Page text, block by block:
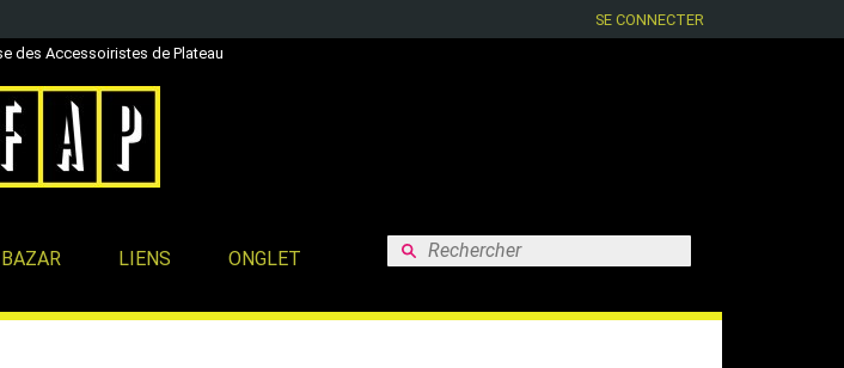
SE CONNECTER
des Accessoiristes de Plateau
BAZAR LIENS ONGLET Rechercher :